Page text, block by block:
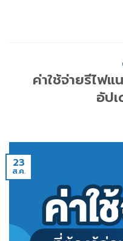
ค่าใช้จ่ายรีไฟแ
อัป
23
ส.ค.